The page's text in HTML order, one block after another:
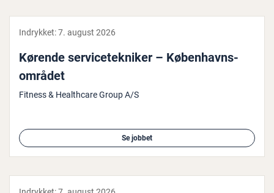
Indrykket:7. august 2026
Kørende ser­vi­ce­tek­ni­ker – Kø­ben­havns­
om­rå­det
Fitness & Healthcare Group A/S
Se jobbet